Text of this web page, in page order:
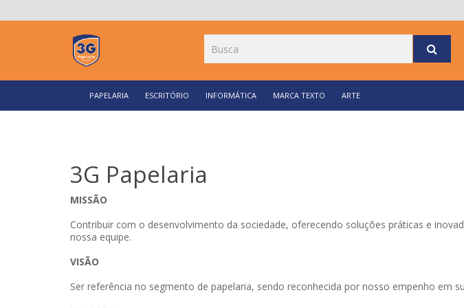
PAPELARIA ESCRITÓRIO INFORMÁTICA MARCA TEXTO ARTE
3G Papelaria
MISSÃO
Contribuir com o desenvolvimento da sociedade, oferecendo soluções práticas e
nossa equipe.
VISÃO
Ser referência no segmento de papelaria, sendo reconhecida por nosso empenho em